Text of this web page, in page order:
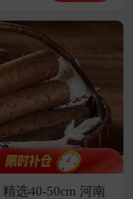
选40-50cm 河南